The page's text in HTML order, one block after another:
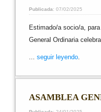
Publicada: 07/02/2025
Estimado/a socio/a,
General Ordinaria
seguir leyendo.
ASAMBLEA